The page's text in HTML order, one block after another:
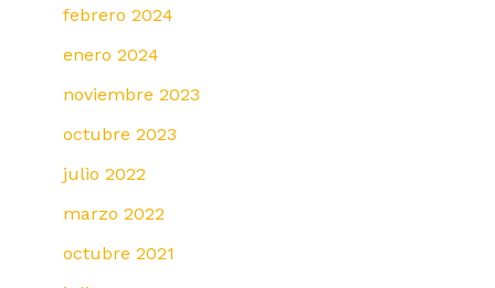
febrero 2024
enero 2024
noviembre 2023
octubre 2023
julio 2022
marzo 2022
octubre 2021